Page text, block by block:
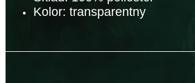
Kolor: transparentny